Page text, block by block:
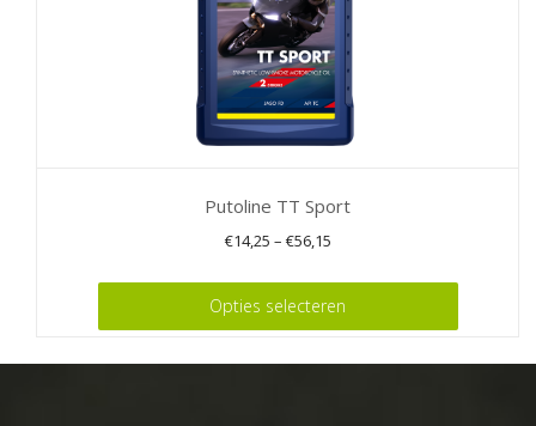
Putoline TT Sport
€14,25 – €56,15
Opties selecteren
heeft